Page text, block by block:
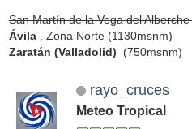
San Martín de la Vega del
Ávila. Zona Norte (1130msnm)
Zaratán (Valladolid) (750msnm)
rayo_cruces
Meteo Tropical